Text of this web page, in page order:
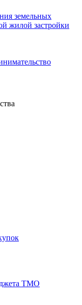
земельных
жилой застройки
ТМО